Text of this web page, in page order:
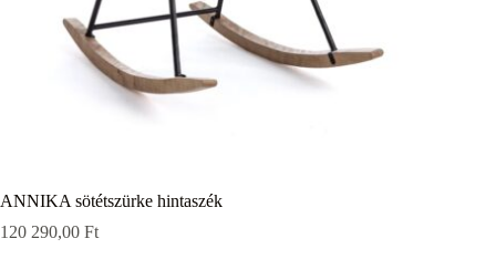
ANNIKA sötétszürke hintaszék
120 290,00 Ft